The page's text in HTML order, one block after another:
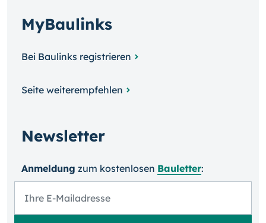
MyBaulinks
Bei Baulinks registrieren
Seite weiterempfehlen
Newsletter
Anmeldung zum kosten­losen Bauletter: